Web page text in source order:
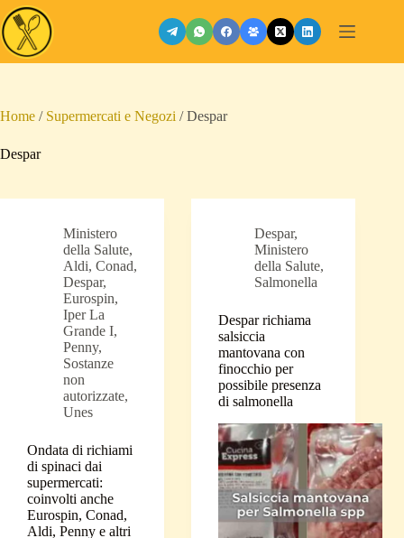
Salta
al
contenuto
Home / Supermercati e Negozi /Despar
Despar
Ministero
della Salute,
Aldi, Conad,
Despar,
Eurospin,
Iper La
Grande I,
Penny,
Sostanze
non
autorizzate,
Unes
Ondata di richiami
di spinaci dai
supermercati:
coinvolti anche
Eurospin, Conad,
Aldi, Penny e altri
Despar,
Ministero
della Salute,
Salmonella
Despar richiama
salsiccia
mantovana con
finocchio per
possibile presenza
di salmonella